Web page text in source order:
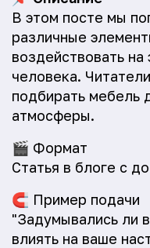
В этом посте мы
различные
воздействовать
человека.
подбирать мебель
атмосферы.
🎬 Формат
Статья в блоге с
🧲 Пример подачи
"Задумывались ли
влиять на ваше